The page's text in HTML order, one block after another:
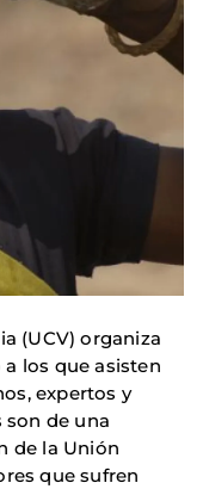
(UCV) organiza
a los que asisten
expertos y
son de una
de la Unión
que sufren